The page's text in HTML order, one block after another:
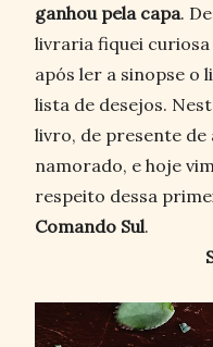
ganhou pela capa.
livraria fiquei
após ler a sinopse o
lista de desejos.
livro, de presente de
namorado, e hoje
respeito dessa
Comando Sul.